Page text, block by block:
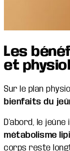
Les
et
Sur le plan
bienfaits du
D’abord, le
métabolisme
corps reste